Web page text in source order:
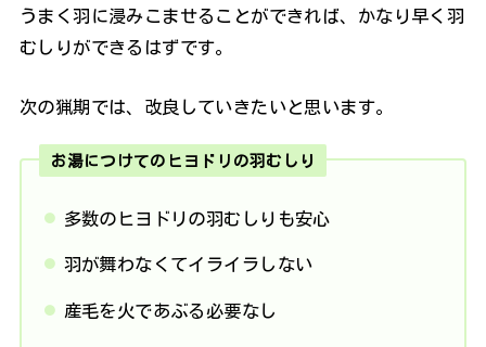
うまく羽に浸みこませることができれば、かなり早く羽
むしりができるはずです。
次の猟期では、改良していきたいと思います。
お湯につけてのヒヨドリの羽むしり
多数のヒヨドリの羽むしりも安心
羽が舞わなくてイライラしない
産毛を火であぶる必要なし